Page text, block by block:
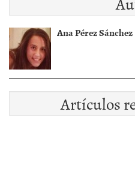
Ana Pérez Sánchez
Artículos